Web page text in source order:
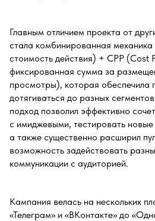
Главным отличием проекта от
стала комбинированная
стоимость действия) + CPP (Cost
фиксированная сумма за
просмотры), которая обеспечила
дотягиваться до разных
подход позволил эффективно
с имиджевыми, тестировать
а также существенно расширил
возможность задействовать
коммуникации с аудиторией.
Кампания велась на нескольких
«Телеграм» и «ВКонтакте» до